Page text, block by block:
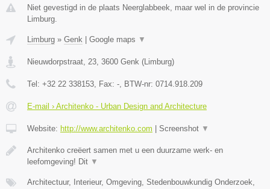
Niet gevestigd in de plaats Neerglabbeek, maar wel in de provincie
Limburg.
Limburg » Genk Google maps ▼
Nieuwdorpstraat, 23, 3600 Genk (Limburg)
Tel: +32 22 338153, Fax: -, BTW-nr: 0714.918.209
E-mail › Architenko - Urban Design and Architecture
Website: http://www.architenko.com Screenshot ▼
Architenko creëert samen met u een duurzame werk- en
leefomgeving! Dit ▼
Architectuur, Interieur, Omgeving, Stedenbouwkundig Onderzoek,